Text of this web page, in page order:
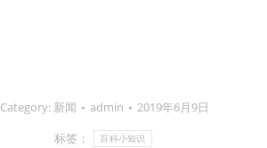
Category: 新闻 admin
2019年6月9日
标签：
百科小知识